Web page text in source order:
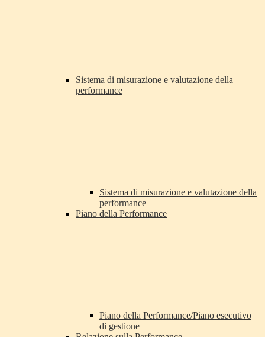
Sistema di misurazione e valutazione della
performance
Sistema di misurazione e valutazione della
performance
Piano della Performance
Piano della Performance/Piano esecutivo
di gestione